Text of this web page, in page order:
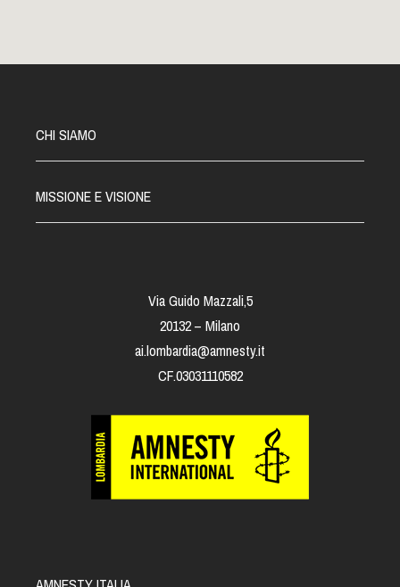
CHI SIAMO
MISSIONE E VISIONE
Via Guido Mazzali,5
20132 – Milano
ai.lombardia@amnesty.it
CF.03031110582